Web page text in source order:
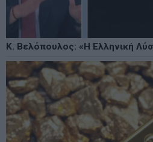
Κ. Βελόπουλος: «Η Ελληνική